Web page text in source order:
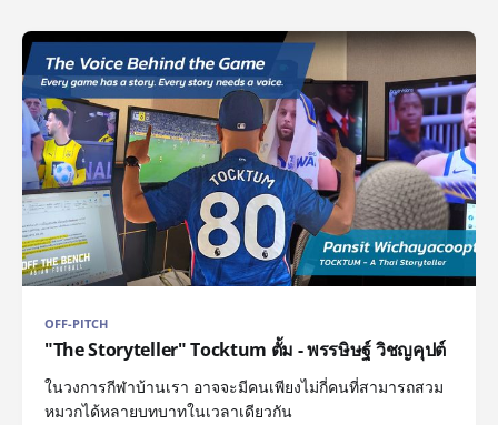
OFF-PITCH
"The Storyteller" Tocktum ตั้ม - พรรษิษฐ์ วิชญคุปต์
ในวงการกีฬาบ้านเรา อาจจะมีคนเพียงไม่กี่คนที่สามารถสวม
หมวกได้หลายบทบาทในเวลาเดียวกัน